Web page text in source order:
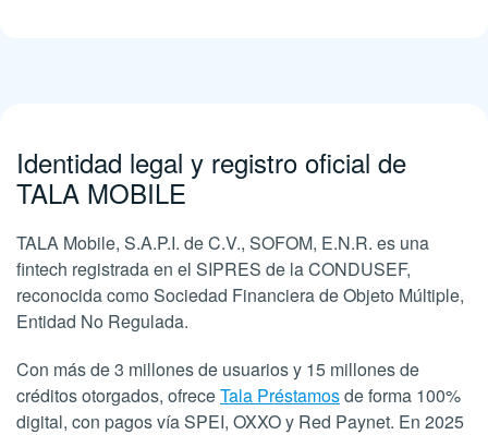
Identidad legal y registro oficial de
TALA MOBILE
TALA Mobile, S.A.P.I. de C.V., SOFOM, E.N.R. es una
fintech registrada en el SIPRES de la CONDUSEF,
reconocida como Sociedad Financiera de Objeto Múltiple,
Entidad No Regulada.
Con más de 3 millones de usuarios y 15 millones de
créditos otorgados, ofreceTala Préstamosde forma 100%
digital, con pagos vía SPEI, OXXO y Red Paynet. En 2025